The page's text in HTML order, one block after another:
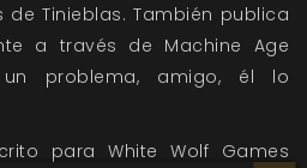
de Tinieblas. También publica
a través de Machine Age
un problema, amigo, él lo
para White Wolf Games